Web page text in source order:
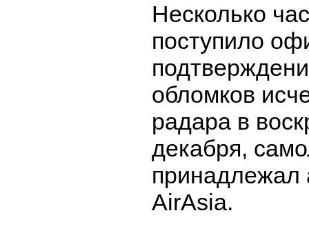
Несколько
поступило
обломков
радара в
декабря,
принадлежал
AirAsia.